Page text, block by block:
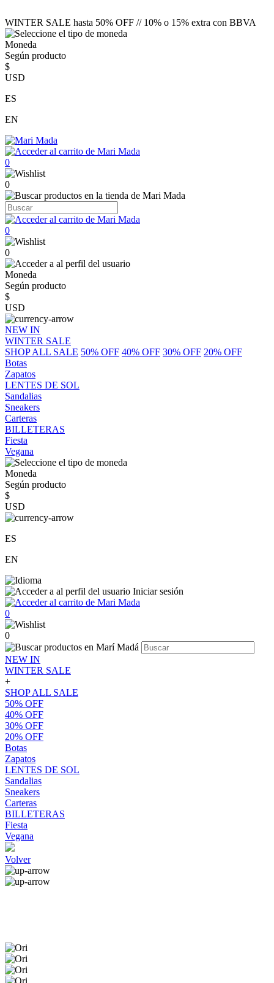
WINTER SALE hasta 50% OFF // 10% o 15% extra con BBVA
Moneda
Según producto
$
USD
ES
EN
0
0
0
0
Moneda
Según producto
$
USD
NEW IN
WINTER SALE
SHOP ALL SALE 50% OFF 40% OFF 30% OFF 20% OFF
Botas
Zapatos
LENTES DE SOL
Sandalias
Sneakers
Carteras
BILLETERAS
Fiesta
Vegana
Moneda
Según producto
$
USD
ES
EN
Iniciar sesión
0
0
NEW IN
WINTER SALE
+
SHOP ALL SALE
50% OFF
40% OFF
30% OFF
20% OFF
Botas
Zapatos
LENTES DE SOL
Sandalias
Sneakers
Carteras
BILLETERAS
Fiesta
Vegana
Volver